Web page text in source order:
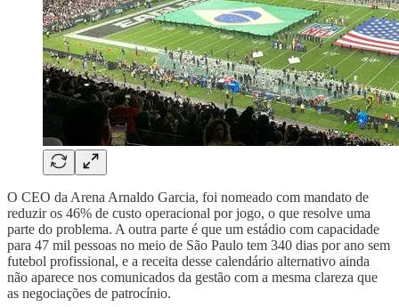
O CEO da Arena Arnaldo Garcia, foi nomeado com mandato de
reduzir os 46% de custo operacional por jogo, o que resolve uma
parte do problema. A outra parte é que um estádio com capacidade
para 47 mil pessoas no meio de São Paulo tem 340 dias por ano sem
futebol profissional, e a receita desse calendário alternativo ainda
não aparece nos comunicados da gestão com a mesma clareza que
as negociações de patrocínio.